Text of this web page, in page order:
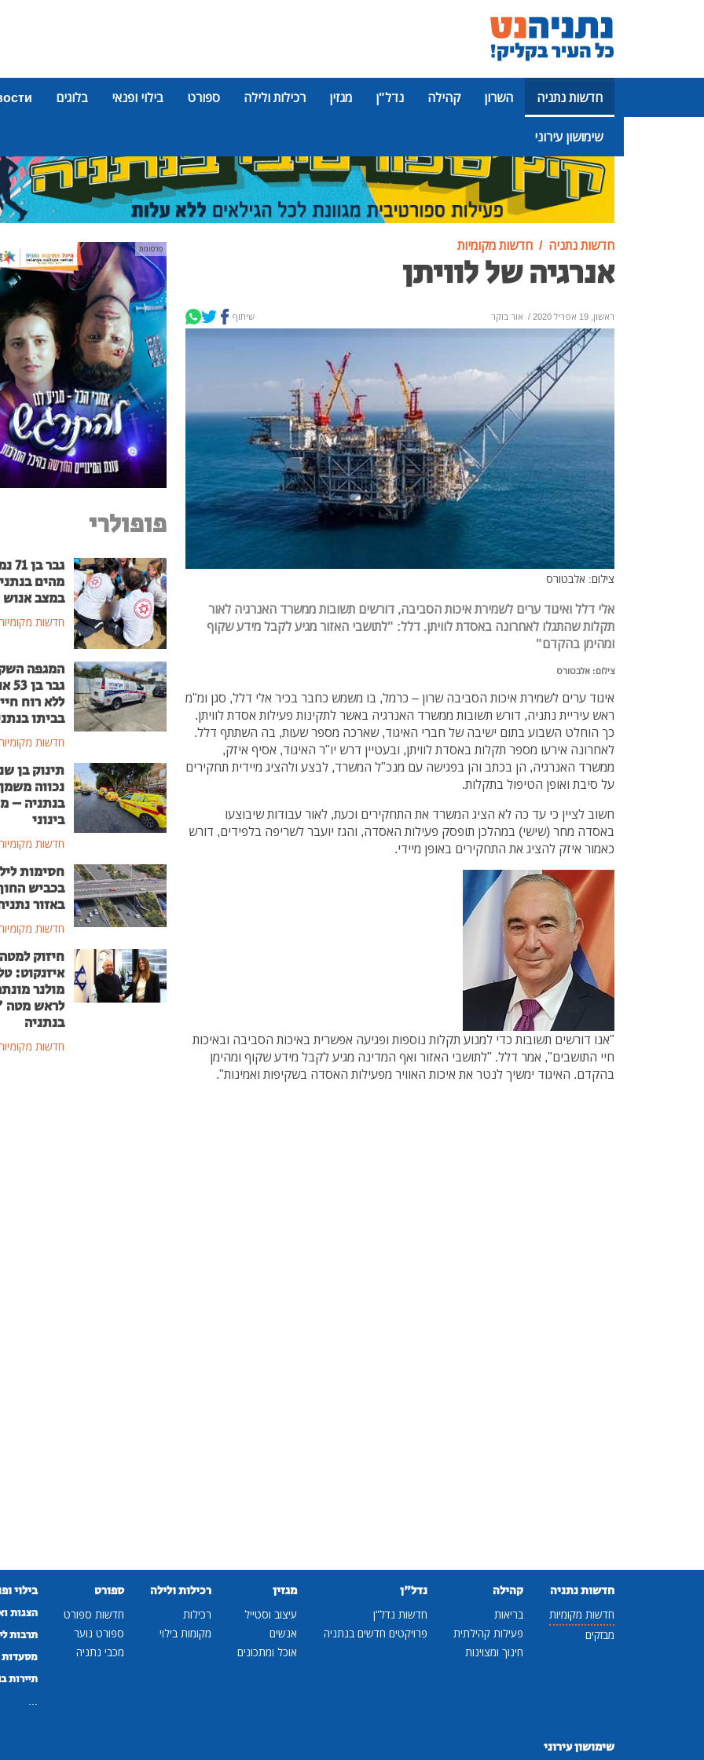
חדשות נתניה השרון קהילה נדל"ן מגזין רכילות ולילה ספורט בילוי ופנאי בלוגים
שימושון עירוני
פרסומת
חדשות נתניה חדשות מקומיות
אנרגיה של לוויתן
ראשון, 19 אפריל 2020 / אור בוקר שיתוף
צילום: אלבטורס
אלי דלל ואיגוד ערים לשמירת איכות הסביבה, דורשים תשובות ממשרד האנרגיה לאור
תקלות שהתגלו לאחרונה באסדת לוויתן. דלל: "לתושבי האזור מגיע לקבל מידע שקוף
ומהימן בהקדם"
צילום: אלבטורס
איגוד ערים לשמירת איכות הסביבה שרון – כרמל, בו משמש כחבר בכיר אלי דלל, סגן ומ"מ
ראש עיריית נתניה, דורש תשובות ממשרד האנרגיה באשר לתקינות פעילות אסדת לוויתן.
כך הוחלט השבוע בתום ישיבה של חברי האיגוד, שארכה מספר שעות, בה השתתף דלל.
לאחרונה אירעו מספר תקלות באסדת לוויתן, ובעטיין דרש יו"ר האיגוד, אסיף איזק,
ממשרד האנרגיה, הן בכתב והן בפגישה עם מנכ"ל המשרד, לבצע ולהציג מיידית תחקירים
על סיבת ואופן הטיפול בתקלות.
חשוב לציין כי עד כה לא הציג המשרד את התחקירים וכעת, לאור עבודות שיבוצעו
באסדה מחר (שישי) במהלכן תופסק פעילות האסדה, והגז יועבר לשריפה בלפידים, דורש
כאמור איזק להציג את התחקירים באופן מיידי.
"אנו דורשים תשובות כדי למנוע תקלות נוספות ופגיעה אפשרית באיכות הסביבה ובאיכות
חיי התושבים", אמר דלל. "לתושבי האזור ואף המדינה מגיע לקבל מידע שקוף ומהימן
בהקדם. האיגוד ימשיך לנטר את איכות האוויר מפעילות האסדה בשקיפות ואמינות".
פרסומת
פופולרי
גבר
מהים
במצב אנוש
חדשות
המגפה
גבר
ללא רוח
בביתו
חדשות
תינוק בן
נכווה
בנתניה –
בינוני
חדשות
חסימות
בכביש
באזור
חדשות
חיזוק למטה
איזנקוט:
מולנר
לראש
בנתניה
חדשות
חדשות נתניה
חדשות מקומיות
מבזקים
קהילה
בריאות
פעילות קהילתית
חינוך ומצוינות
נדל"ן
חדשות נדל"ן
פרויקטים חדשים בנתניה
מגזין
עיצוב וסטייל
אנשים
אוכל ומתכונים
רכילות ולילה
רכילות
מקומות בילוי
ספורט
חדשות ספורט
ספורט נוער
מכבי נתניה
בילוי
הצגות
תרבות
מסעדות
תיירות
שימושון עירוני